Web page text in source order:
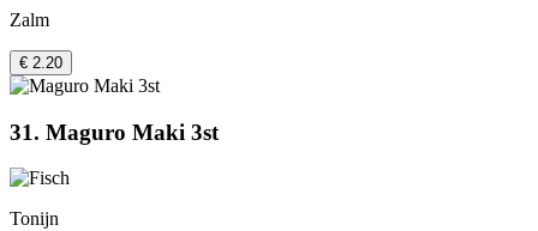
Zalm
€ 2.20
31. Maguro Maki 3st
Tonijn